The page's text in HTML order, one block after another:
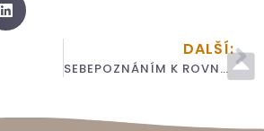
DALŠÍ:
SEBEPOZNÁNÍM K ROVNOVÁZE